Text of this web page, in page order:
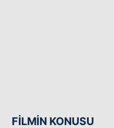
FİLMİN KONUSU